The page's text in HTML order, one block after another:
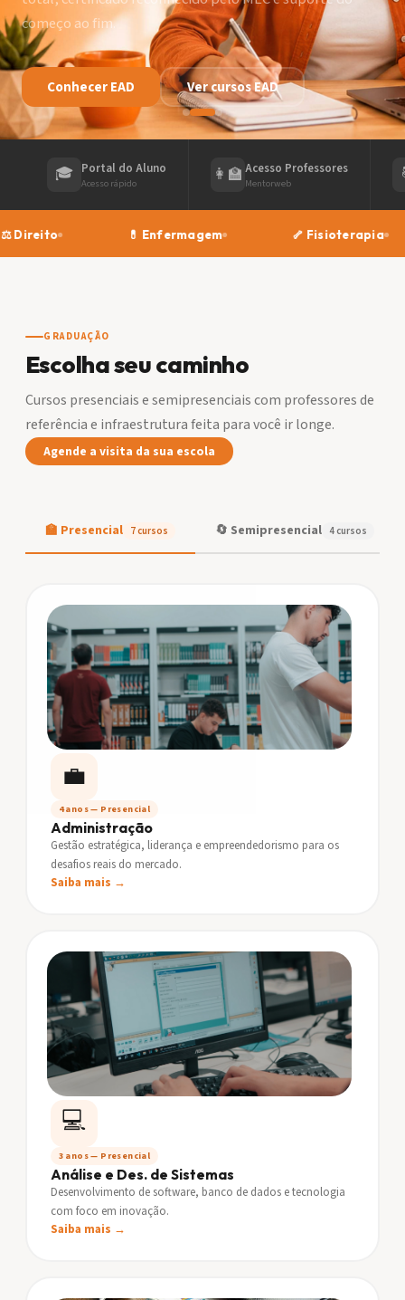
começo ao fim.
Conhecer EAD Ver cursos EAD
🎓 Portal do Aluno
Acesso rápido 👩‍🏫 Acesso Professores
Mentorweb
💊 Enfermagem 🦴 Fisioterapia 🖥️
GRADUAÇÃO
Escolha seu caminho
Cursos presenciais e semipresenciais com professores de
referência e infraestrutura feita para você ir longe.
Agende a visita da sua escola
🏫 Presencial 7 cursos 🔄 Semipresencial 4 cursos
💼
4 anos — Presencial
Administração
Gestão estratégica, liderança e empreendedorismo para os
desafios reais do mercado.
Saiba mais →
💻
3 anos — Presencial
Análise e Des. de Sistemas
Desenvolvimento de software, banco de dados e tecnologia
com foco em inovação.
Saiba mais →